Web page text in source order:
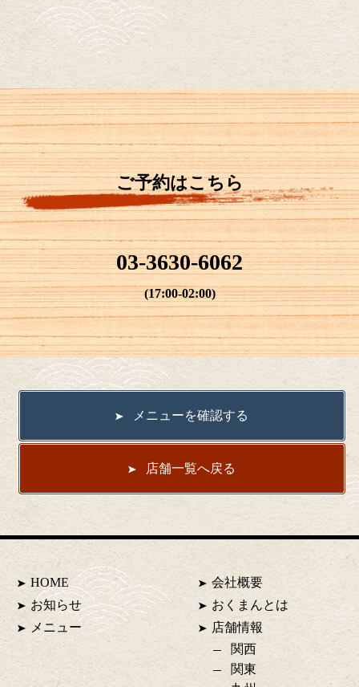
ご予約はこちら
03-3630-6062
(17:00-02:00)
メニューを確認する
店舗一覧へ戻る
HOME
会社概要
お知らせ
おくまんとは
メニュー
店舗情報
関西
関東